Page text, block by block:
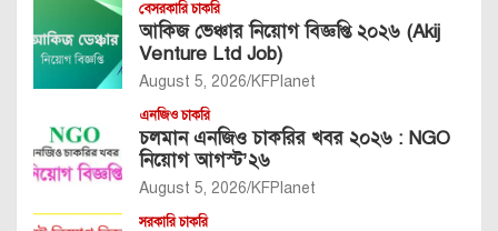
বেসরকারি চাকরি
আকিজ ভেঞ্চার নিয়োগ বিজ্ঞপ্তি ২০২৬ (Akij
Venture Ltd Job)
August 5, 2026 KFPlanet
এনজিও চাকরি
চলমান এনজিও চাকরির খবর ২০২৬ : NGO
নিয়োগ আগস্ট’২৬
August 5, 2026 KFPlanet
সরকারি চাকরি